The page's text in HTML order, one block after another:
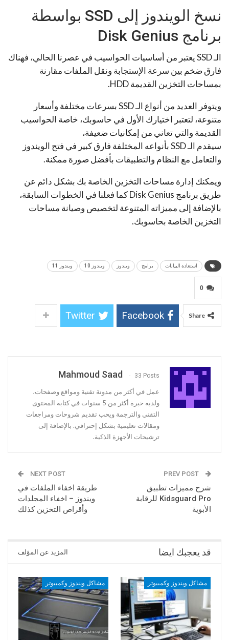
نسخ الويندوز إلى SSD بواسطة
برنامج Disk Genius
الـ SSD يعتبر من أساسيات الحواسيب في عصرنا الحالي، فهناك
فارق ضخم بين سرعة الإستجابة ونقل الملفات مقارنة
بمساحات التخزين القديمة HDD.
ويتوفر العديد من أنواع الـ SSD بسرعات مختلفة وأسعار
متنوعة، لتعتبر اختيارك الأول في حاسوبك، خاصة الحواسيب
القديمة والتي تعاني من إمكانيات ضعيفة،
سيقدم الـ SSD بأنواعه المختلفة فارق كبير في فتح الويندوز
والتعامل مع النظام والتطبيقات بأفضل صورة ممكنة.
ويمكنك إدارة مساحات التخزين الخاصة بك بشكل دائم عن
طريق برنامج Disk Genius كما فعلنا في الخطوات السابقة،
بالإضافة إلى مميزاته المتنوعة لتخصيص وصيانة مساحات
التخزين الخاصة بحاسوبك.
استعادة البيانات برامج ويندوز ويندوز 10 ويندوز 11
0
Share
Facebook
Twitter
Mahmoud Saad 33 Posts
عمل في أكثر من مدونة تقنية ومواقع وصفحات،
ولديه خبرة أكثر من 5 سنوات في كتابة المحتوى
التقني والترجمة ويحب تقديم شروحات ومراجعات
ومقالات تعليمية بشكل إحترافي. بالإضافة إلى
ترشيحات الأجهزة الذكية.
شرح مميزات تطبيق
Kidsguard Pro للرقابة
الأبوية
NEXT POST
طريقة اخفاء الملفات في
ويندوز – اخفاء المجلدات
وأقراص التخزين كذلك
قد يعجبك ايضا المزيد عن المؤلف
مشاكل ويندوز وكمبيوتر مشاكل ويندوز وكمبيوتر